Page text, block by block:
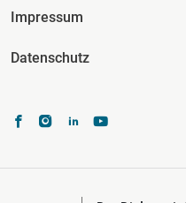
Impressum
Datenschutz